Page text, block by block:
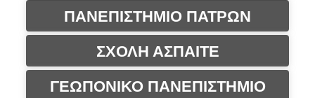
ΠΑΝΕΠΙΣΤΗΜΙΟ ΠΑΤΡΩΝ
ΣΧΟΛΗ ΑΣΠΑΙΤΕ
ΓΕΩΠΟΝΙΚΟ ΠΑΝΕΠΙΣΤΗΜΙΟ